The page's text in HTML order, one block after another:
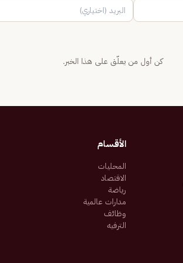
كن أول من يعلّق على هذا الخبر.
الأقسام
المحليات
الاقتصاد
رياضة
مدارات عالمية
وظائف
الترفيه